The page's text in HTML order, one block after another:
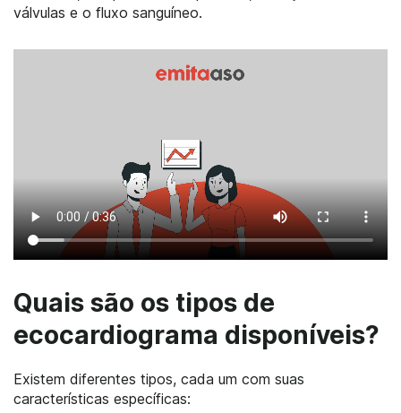
válvulas e o fluxo sanguíneo.
Quais são os tipos de
ecocardiograma disponíveis?
Existem diferentes tipos, cada um com suas
características específicas: